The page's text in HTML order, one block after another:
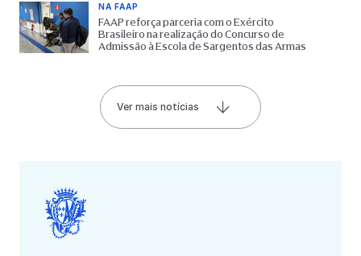
NA FAAP
FAAP reforça parceria com o Exército
Brasileiro na realização do Concurso de
Admissão à Escola de Sargentos das Armas
Ver mais notícias